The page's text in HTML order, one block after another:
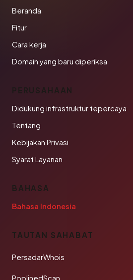
Beranda
Fitur
Cara kerja
Domain yang baru diperiksa
PERUSAHAAN
Didukung infrastruktur tepercaya
Tentang
Kebijakan Privasi
Syarat Layanan
BAHASA
Bahasa Indonesia
TAUTAN SAHABAT
PersadarWhois
PoplinedScan